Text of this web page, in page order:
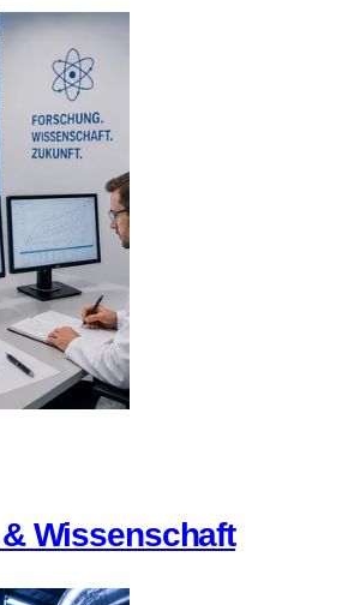
Wissenschaft